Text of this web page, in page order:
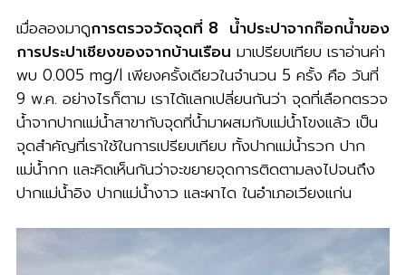
เมื่อลองมาดูการตรวจวัดจุดที่ 8 น้ำประปาจากก๊อกน้ำของ
การประปาเชียงของจากบ้านเรือน มาเปรียบเทียบ เราอ่านค่า
พบ 0.005 mg/l เพียงครั้งเดียวในจำนวน 5 ครั้ง คือ วันที่
9 พ.ค. อย่างไรก็ตาม เราได้แลกเปลี่ยนกันว่า จุดที่เลือกตรวจ
น้ำจากปากแม่น้ำสาขากับจุดที่น้ำมาผสมกับแม่น้ำโขงแล้ว​ เป็น
จุดสำคัญที่เราใช้ในการเปรียบเทียบ ทั้งปากแม่น้ำรวก ปาก
แม่น้ำกก และคิดเห็นกันว่าจะขยายจุดการติดตามลงไปจนถึง
ปากแม่น้ำอิง​ ปากแม่น้ำงาว​ และผาได ในอำเภอเวียงแก่น